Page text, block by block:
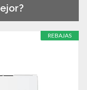
REBAJAS